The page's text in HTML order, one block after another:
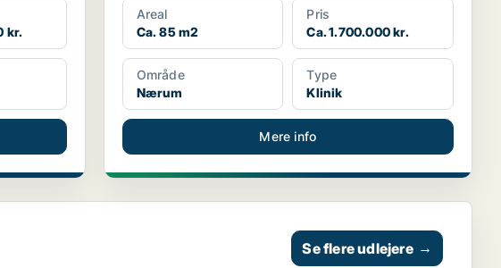
kr.
Areal
Ca. 85 m2
Pris
Ca. 1.700.000 kr.
Område
Nærum
Type
Klinik
Mere info
Se flere udlejere →